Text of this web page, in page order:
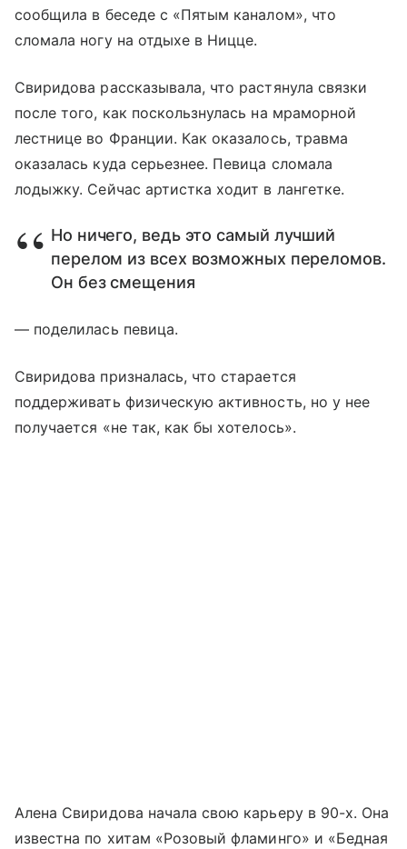
сообщила в беседе с «Пятым каналом», что
сломала ногу на отдыхе в Ницце.
Свиридова рассказывала, что растянула связки
после того, как поскользнулась на мраморной
лестнице во Франции. Как оказалось, травма
оказалась куда серьезнее. Певица сломала
лодыжку. Сейчас артистка ходит в лангетке.
Но ничего, ведь это самый лучший
перелом из всех возможных переломов.
Он без смещения
— поделилась певица.
Свиридова призналась, что старается
поддерживать физическую активность, но у нее
получается «не так, как бы хотелось».
Алена Свиридова начала свою карьеру в 90-х. Она
известна по хитам «Розовый фламинго» и «Бедная